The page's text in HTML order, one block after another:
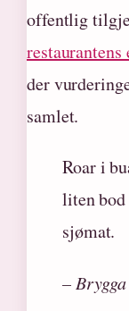
offentlig
restaurantens
der
samlet.
Roar i
liten bod
sjømat.
–